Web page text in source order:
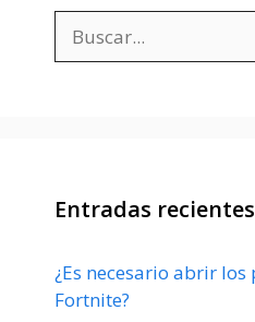
Entradas recientes
¿Es necesario abrir
Fortnite?